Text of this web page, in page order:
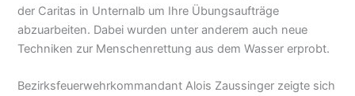
der Caritas in Unternalb um Ihre Übungsaufträge
abzuarbeiten. Dabei wurden unter anderem auch neue
Techniken zur Menschenrettung aus dem Wasser erprobt.
Bezirksfeuerwehrkommandant Alois Zaussinger zeigte sich